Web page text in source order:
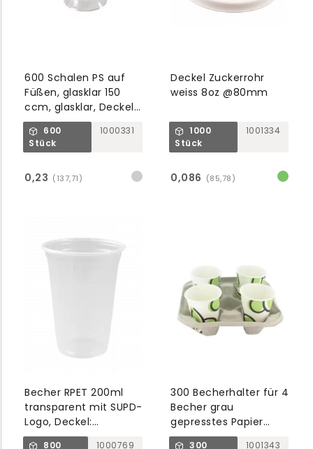
600 Schalen PS auf
Füßen, glasklar 150
ccm, glasklar, Deckel:
451105
600
Stück
1000331
0,23 (137,71)
Deckel Zuckerrohr
weiss 8oz @80mm
1000
Stück
1001334
0,086 (85,78)
Becher RPET 200ml
transparent mit SUPD-
Logo, Deckel:
1000511/512/513
800
1000769
300 Becherhalter für 4
Becher grau
gepresstes Papier
(Zellstoff)
300
1001343